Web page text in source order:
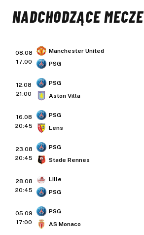
NADCHODZĄCE MECZE
08.08
17:00
Manchester United
PSG
12.08
21:00
PSG
Aston Villa
16.08
20:45
PSG
Lens
23.08
20:45
PSG
Stade Rennes
28.08
20:45
Lille
PSG
05.09
17:00
PSG
AS Monaco